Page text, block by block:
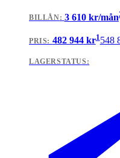
BILLÅN: 3 610kr/mån
PRIS: 482 944kr1548
LAGERSTATUS: